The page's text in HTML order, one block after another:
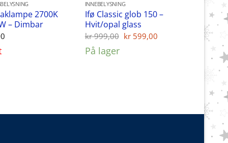
2700K
– Dimbar
INNEBELYSNING
Ifø Classic glob 150 –
Hvit/opal glass
kr999,00 Opprinnelig
kr 599,00 Nåværende
På lager